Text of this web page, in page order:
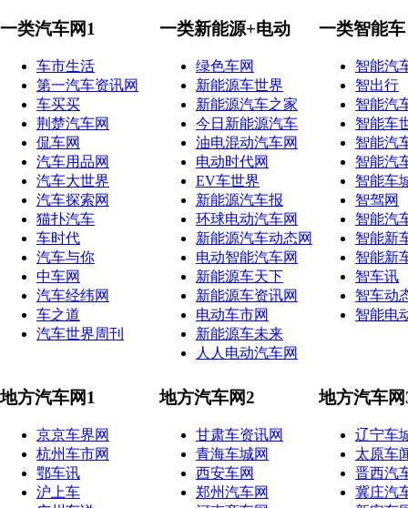
一类汽车网1
车市生活
第一汽车资讯网
车买买
荆楚汽车网
侃车网
汽车用品网
汽车大世界
汽车探索网
猫扑汽车
车时代
汽车与你
中车网
汽车经纬网
车之道
汽车世界周刊
一类新能源+电动
绿色车网
新能源车世界
新能源汽车之家
今日新能源汽车
油电混动汽车网
电动时代网
EV车世界
新能源汽车报
环球电动汽车网
新能源汽车动态网
电动智能汽车网
新能源车天下
新能源车资讯网
电动车市网
新能源车未来
人人电动汽车网
一类智能车
智能汽
智出行
智能汽
智能车
智能汽
智能汽
智能车
智驾网
智能汽
智能新
智能新
智车讯
智车动
智能电
地方汽车网1
京京车界网
杭州车市网
鄂车讯
沪上车
地方汽车网2
甘肃车资讯网
青海车城网
西安车网
郑州汽车网
地方汽车网
辽宁车
太原车
晋西汽
冀庄汽